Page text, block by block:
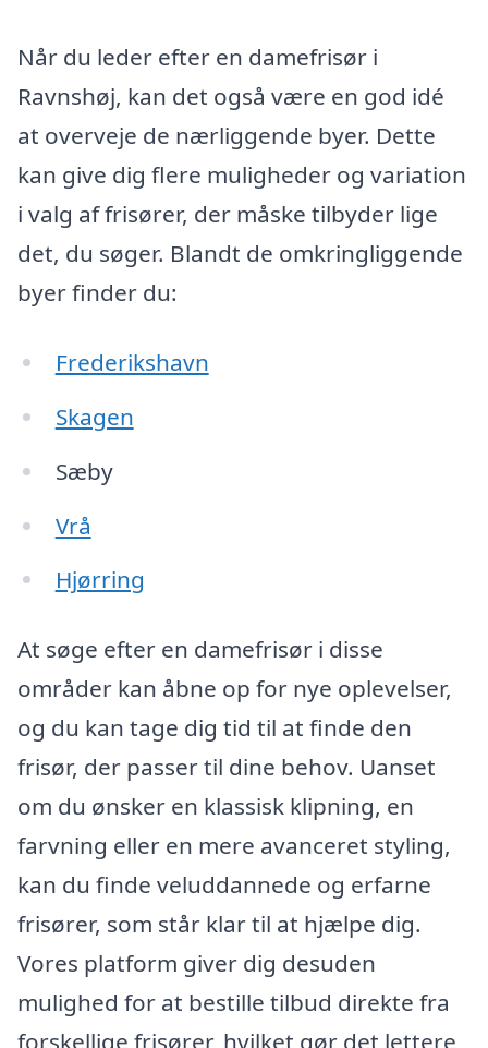
Når du leder efter en damefrisør i
Ravnshøj, kan det også være en god idé
at overveje de nærliggende byer. Dette
kan give dig flere muligheder og variation
i valg af frisører, der måske tilbyder lige
det, du søger. Blandt de omkringliggende
byer finder du:
Frederikshavn
Skagen
Sæby
Vrå
Hjørring
At søge efter en damefrisør i disse
områder kan åbne op for nye oplevelser,
og du kan tage dig tid til at finde den
frisør, der passer til dine behov. Uanset
om du ønsker en klassisk klipning, en
farvning eller en mere avanceret styling,
kan du finde veluddannede og erfarne
frisører, som står klar til at hjælpe dig.
Vores platform giver dig desuden
mulighed for at bestille tilbud direkte fra
forskellige frisører, hvilket gør det lettere